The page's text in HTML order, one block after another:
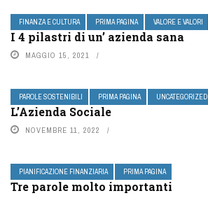
FINANZA E CULTURA PRIMA PAGINA VALORE E VALORI
I 4 pilastri di un’ azienda sana
MAGGIO 15, 2021
PAROLE SOSTENIBILI PRIMA PAGINA UNCATEGORIZED
L’Azienda Sociale
NOVEMBRE 11, 2022
PIANIFICAZIONE FINANZIARIA PRIMA PAGINA
Tre parole molto importanti